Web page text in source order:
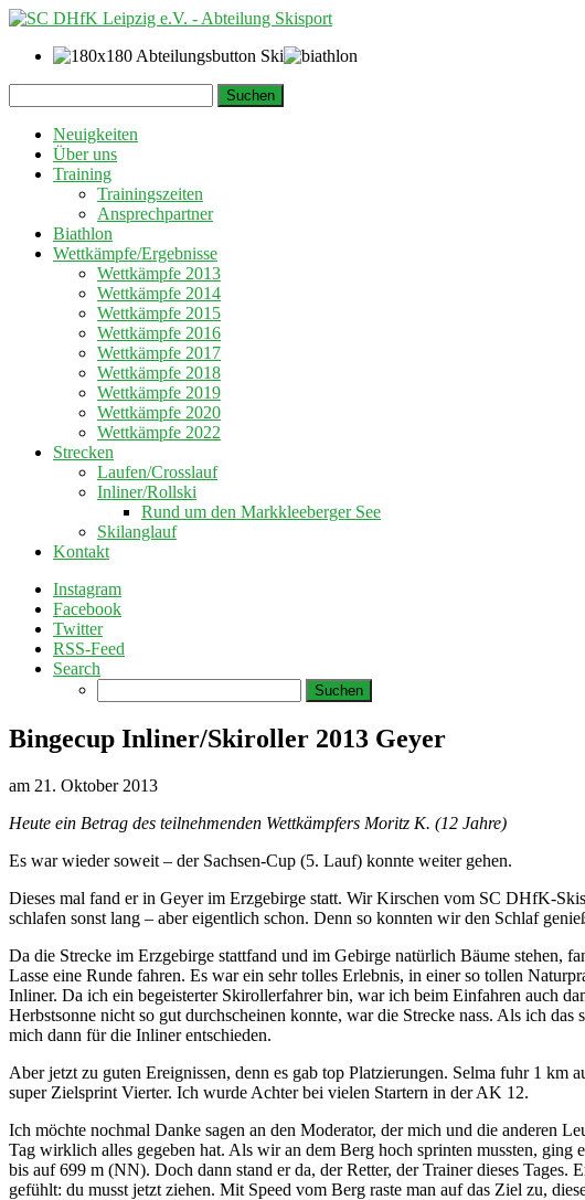
zum
Inhalt
nach:
Neuigkeiten
Über uns
Training
Trainingszeiten
Ansprechpartner
Biathlon
Wettkämpfe/Ergebnisse
Wettkämpfe 2013
Wettkämpfe 2014
Wettkämpfe 2015
Wettkämpfe 2016
Wettkämpfe 2017
Wettkämpfe 2018
Wettkämpfe 2019
Wettkämpfe 2020
Wettkämpfe 2022
Strecken
Laufen/Crosslauf
Inliner/Rollski
Rund um den Markkleeberger See
Skilanglauf
Kontakt
Instagram
Facebook
Twitter
RSS-Feed
Search
nach:
Bingecup Inliner/Skiroller 2013 Geyer
am 21. Oktober 2013
Heute ein Betrag des teilnehmenden Wettkämpfers Moritz K. (12 Jahre)
Es war wieder soweit – der Sachsen-Cup (5. Lauf) konnte weiter gehen.
Dieses mal fand er in Geyer im Erzgebirge statt. Wir Kirschen vom SC DHfK-
schlafen sonst lang – aber eigentlich schon. Denn so konnten wir den Schlaf
Da die Strecke im Erzgebirge stattfand und im Gebirge natürlich Bäume stehen,
Lasse eine Runde fahren. Es war ein sehr tolles Erlebnis, in einer so tollen
Inliner. Da ich ein begeisterter Skirollerfahrer bin, war ich beim Einfahren auch
Herbstsonne nicht so gut durchscheinen konnte, war die Strecke nass. Als ich
mich dann für die Inliner entschieden.
Aber jetzt zu guten Ereignissen, denn es gab top Platzierungen. Selma fuhr 1
super Zielsprint Vierter. Ich wurde Achter bei vielen Startern in der AK 12.
Ich möchte nochmal Danke sagen an den Moderator, der mich und die anderen
Tag wirklich alles gegeben hat. Als wir an dem Berg hoch sprinten mussten,
bis auf 699 m (NN). Doch dann stand er da, der Retter, der Trainer dieses
gefühlt: du musst jetzt ziehen. Mit Speed vom Berg raste man auf das Ziel zu,